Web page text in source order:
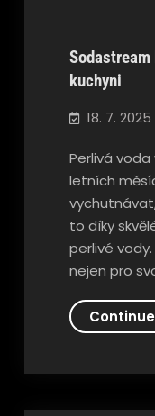
Sodastream
kuchyni
18. 7. 2025
Perlivá voda
letních
to díky
perlivé
nejen pro